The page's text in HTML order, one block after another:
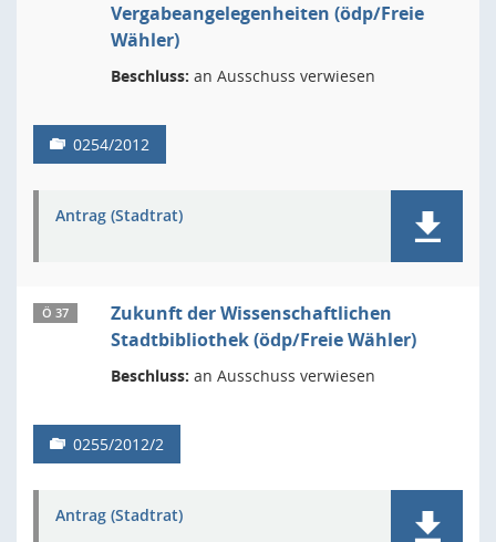
Vergabeangelegenheiten (ödp/Freie
Wähler)
Beschluss: an Ausschuss verwiesen
0254/2012
Antrag (Stadtrat)
Ö 37
Zukunft der Wissenschaftlichen
Stadtbibliothek (ödp/Freie Wähler)
Beschluss: an Ausschuss verwiesen
0255/2012/2
Antrag (Stadtrat)